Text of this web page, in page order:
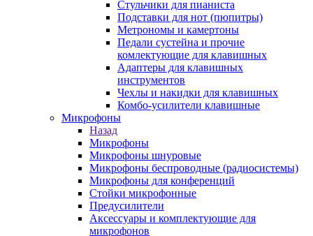
Стульчики для пианиста
Подставки для нот (пюпитры)
Метрономы и камертоны
Педали сустейна и прочие
комлектующие для клавишных
Адаптеры для клавишных
инструментов
Чехлы и накидки для клавишных
Комбо-усилители клавишные
Микрофоны
Назад
Микрофоны
Микрофоны шнуровые
Микрофоны беспроводные (радиосистемы)
Микрофоны для конференций
Стойки микрофонные
Предусилители
Аксессуары и комплектующие для
микрофонов